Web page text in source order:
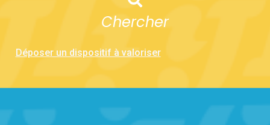
Chercher
Déposer un dispositif à valoriser